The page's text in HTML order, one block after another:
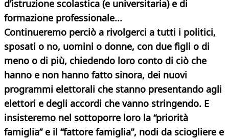
d’istruzione scolastica (e universitaria) e di
formazione professionale...
Continueremo perciò a rivolgerci a tutti i politici,
sposati o no, uomini o donne, con due figli o di
meno o di più, chiedendo loro conto di ciò che
hanno e non hanno fatto sinora, dei nuovi
programmi elettorali che stanno presentando agli
elettori e degli accordi che vanno stringendo. E
insisteremo nel sottoporre loro la “priorità
famiglia” e il “fattore famiglia”, nodi da sciogliere e